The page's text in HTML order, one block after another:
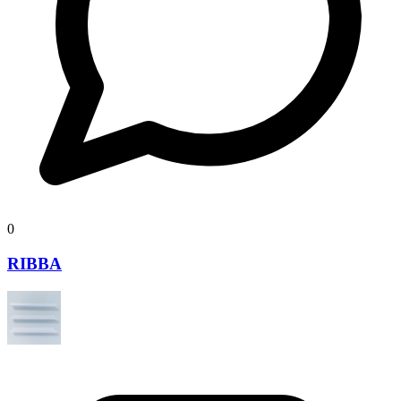
0
RIBBA